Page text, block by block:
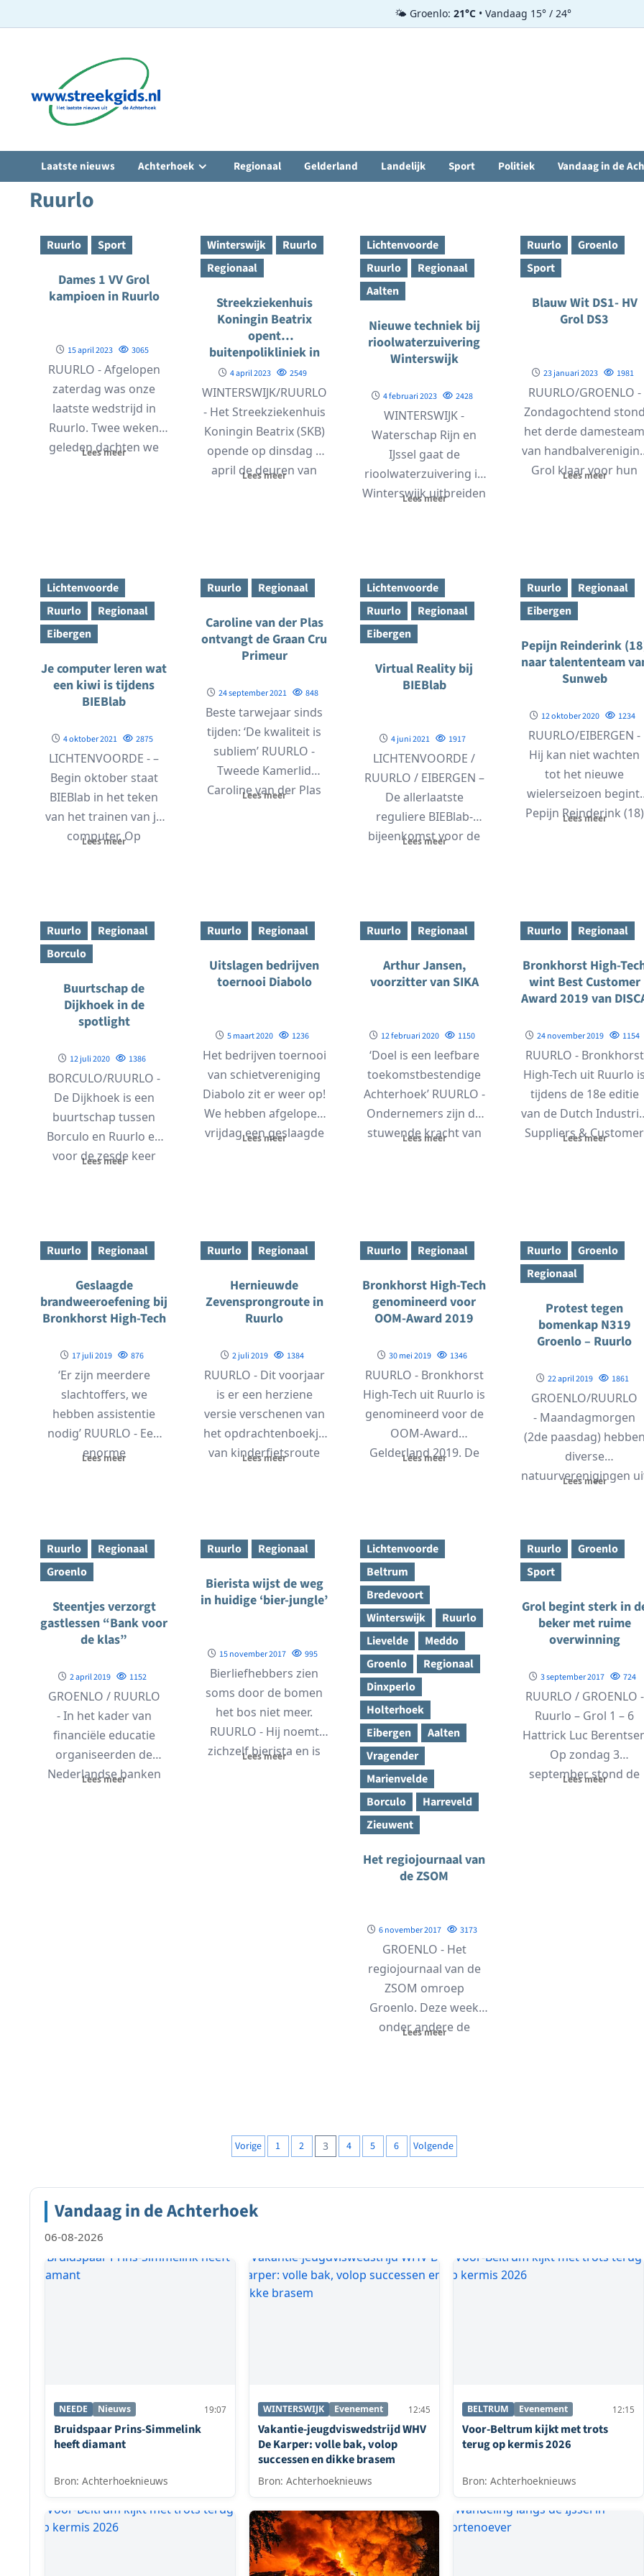
🌤️ Groenlo: 21°C • Vandaag 15° / 24°
inhoud
Laatste nieuws Achterhoek Regionaal Gelderland Landelijk Sport Politiek Vandaag in de
Ruurlo
Ruurlo Sport
Dames 1 VV Grol
kampioen in Ruurlo
15 april 2023 3065
RUURLO - Afgelopen
zaterdag was onze
laatste wedstrijd in
Ruurlo. Twee weken
geleden dachten we
Lees meer
Winterswijk
Ruurlo
Regionaal
Streekziekenhuis
Koningin Beatrix
opent
buitenpolikliniek in
Ruurlo
4 april 2023 2549
WINTERSWIJK/RUURLO
- Het Streekziekenhuis
Koningin Beatrix (SKB)
opende op dinsdag 4
april de deuren van
Lees meer
Lichtenvoorde
Ruurlo
Regionaal
Aalten
Nieuwe techniek bij
rioolwaterzuivering
Winterswijk
4 februari 2023 2428
WINTERSWIJK -
Waterschap Rijn en
IJssel gaat de
rioolwaterzuivering in
Winterswijk uitbreiden
Lees meer
Ruurlo
Groenlo
Sport
Blauw Wit DS1- HV
Grol DS3
23 januari 2023 1981
RUURLO/GROENLO -
Zondagochtend stond
het derde damesteam
van
Grol klaar voor hun
Lees meer
Lichtenvoorde
Ruurlo
Regionaal
Eibergen
Je computer leren wat
een kiwi is tijdens
BIEBlab
4 oktober 2021 2875
LICHTENVOORDE - –
Begin oktober staat
BIEBlab in het teken
van het trainen van je
computer. Op
Lees meer
Ruurlo Regionaal
Caroline van der Plas
ontvangt de Graan Cru
Primeur
24 september 2021 848
Beste tarwejaar sinds
tijden: ‘De kwaliteit is
subliem’ RUURLO -
Tweede Kamerlid
Caroline van der Plas
Lees meer
Lichtenvoorde
Ruurlo
Regionaal
Eibergen
Virtual Reality bij
BIEBlab
4 juni 2021 1917
LICHTENVOORDE /
RUURLO / EIBERGEN –
De allerlaatste
reguliere BIEBlab-
bijeenkomst voor de
Lees meer
Ruurlo
Regionaal
Eibergen
Pepijn Reinderink
naar talententeam
Sunweb
12 oktober 2020 1234
RUURLO/EIBERGEN -
Hij kan niet wachten
tot het nieuwe
wielerseizoen begint.
Pepijn Reinderink (18)
Lees meer
Ruurlo
Regionaal
Borculo
Buurtschap de
Dijkhoek in de
spotlight
12 juli 2020 1386
BORCULO/RUURLO -
De Dijkhoek is een
buurtschap tussen
Borculo en Ruurlo en
voor de zesde keer
Lees meer
Ruurlo Regionaal
Uitslagen bedrijven
toernooi Diabolo
5 maart 2020 1236
Het bedrijven toernooi
van schietvereniging
Diabolo zit er weer op!
We hebben afgelopen
vrijdag een geslaagde
Lees meer
Ruurlo Regionaal
Arthur Jansen,
voorzitter van SIKA
12 februari 2020 1150
‘Doel is een leefbare
toekomstbestendige
Achterhoek’ RUURLO -
Ondernemers zijn de
stuwende kracht van
Lees meer
Ruurlo Regionaal
Bronkhorst High-
wint Best Customer
Award 2019 van
24 november 2019 1154
RUURLO - Bronkhorst
High-Tech uit Ruurlo is
tijdens de 18e editie
van de Dutch
Suppliers & Customer
Lees meer
Ruurlo Regionaal
Geslaagde
brandweeroefening bij
Bronkhorst High-Tech
17 juli 2019 876
‘Er zijn meerdere
slachtoffers, we
hebben assistentie
nodig’ RUURLO - Een
enorme
massaal in...
Lees meer
Ruurlo Regionaal
Hernieuwde
Zevensprongroute in
Ruurlo
2 juli 2019 1384
RUURLO - Dit voorjaar
is er een herziene
versie verschenen van
het opdrachtenboekje
van kinderfietsroute
Lees meer
Ruurlo Regionaal
Bronkhorst High-Tech
genomineerd voor
OOM-Award 2019
30 mei 2019 1346
RUURLO - Bronkhorst
High-Tech uit Ruurlo is
genomineerd voor de
OOM-Award
Gelderland 2019. De
Lees meer
Ruurlo
Groenlo
Regionaal
Protest tegen
bomenkap N319
Groenlo – Ruurlo
22 april 2019 1861
GROENLO/RUURLO
- Maandagmorgen
(2de paasdag) hebben
diverse
natuurverenigingen
van 343 stuks oude...
Lees meer
Ruurlo
Regionaal
Groenlo
Steentjes verzorgt
gastlessen “Bank voor
de klas”
2 april 2019 1152
GROENLO / RUURLO
- In het kader van
financiële educatie
organiseerden de
Nederlandse banken
Lees meer
Ruurlo Regionaal
Bierista wijst de weg
in huidige ‘bier-jungle’
15 november 2017 995
Bierliefhebbers zien
soms door de bomen
het bos niet meer.
RUURLO - Hij noemt
zichzelf bierista en is
Lees meer
Lichtenvoorde
Beltrum
Bredevoort
Winterswijk
Ruurlo
Lievelde
Meddo
Groenlo
Regionaal
Dinxperlo
Holterhoek
Eibergen
Aalten
Vragender
Marienvelde
Borculo
Harreveld
Zieuwent
Het regiojournaal van
de ZSOM
6 november 2017 3173
GROENLO - Het
regiojournaal van de
ZSOM omroep
Groenlo. Deze week
onder andere de
Lees meer
Ruurlo
Groenlo
Sport
Grol begint sterk in
beker met ruime
overwinning
3 september 2017 724
RUURLO / GROENLO -
Ruurlo – Grol 1 – 6
Hattrick Luc
Op zondag 3
september stond de
Lees meer
Berichten
Vorige 1 2 3 4 5 6 Volgende
Vandaag in de Achterhoek
06-08-2026
NEEDE Nieuws 19:07
Bruidspaar Prins-Simmelink
heeft diamant
Bron: Achterhoeknieuws
WINTERSWIJK Evenement 12:45
Vakantie-jeugdviswedstrijd WHV
De Karper: volle bak, volop
successen en dikke brasem
Bron: Achterhoeknieuws
BELTRUM Evenement 12:15
Voor-Beltrum kijkt met trots
terug op kermis 2026
Bron: Achterhoeknieuws